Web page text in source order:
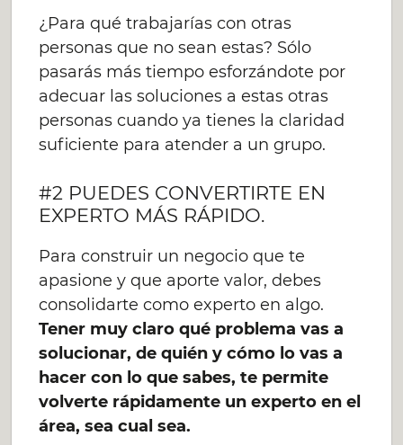
¿Para qué trabajarías con otras
personas que no sean estas? Sólo
pasarás más tiempo esforzándote por
adecuar las soluciones a estas otras
personas cuando ya tienes la claridad
suficiente para atender a un grupo.
#2 PUEDES CONVERTIRTE EN
EXPERTO MÁS RÁPIDO.
Para construir un negocio que te
apasione y que aporte valor, debes
consolidarte como experto en algo.
Tener muy claro qué problema vas a
solucionar, de quién y cómo lo vas a
hacer con lo que sabes, te permite
volverte rápidamente un experto en el
área, sea cual sea.